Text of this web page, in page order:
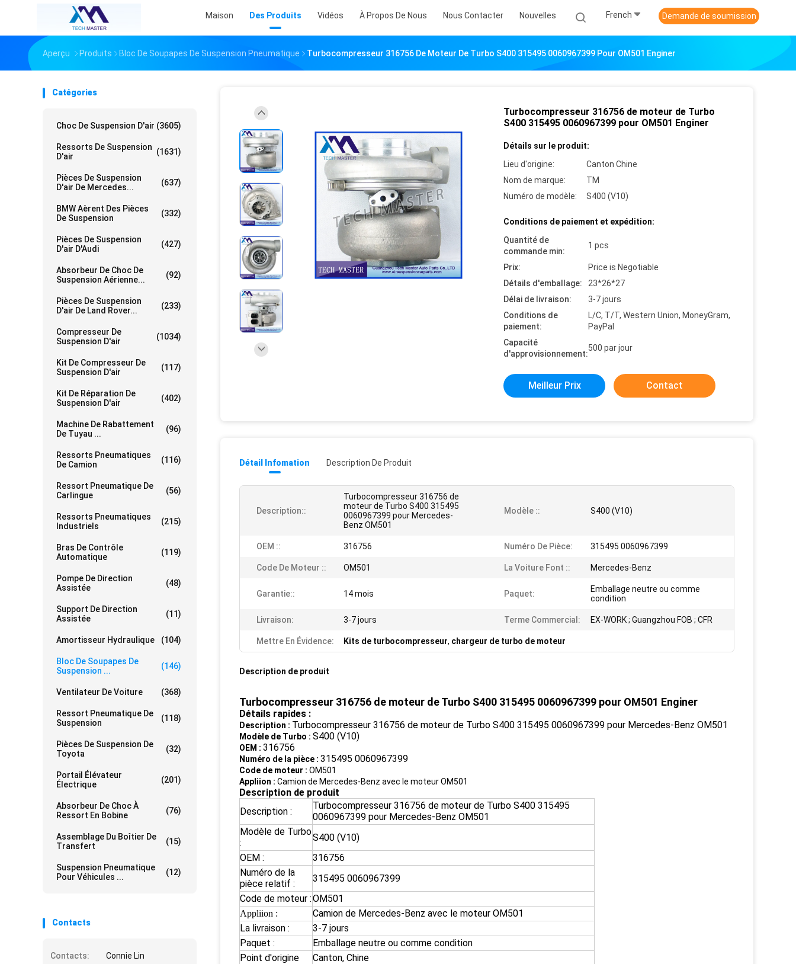
Maison Des Produits Vidéos À Propos De Nous Nous Contacter Nouvelles French Demande de soumission
Aperçu Produits Bloc De Soupapes De Suspension Pneumatique Turbocompresseur 316756 De Moteur De Turbo S400 315495 0060967399 Pour OM501 Enginer
Catégories
Choc De Suspension D'air (3605)
Ressorts De Suspension
D'air
(1631)
Pièces De Suspension
D'air De Mercedes...
(637)
BMW Aèrent Des Pièces
De Suspension
(332)
Pièces De Suspension
D'air D'Audi
(427)
Absorbeur De Choc De
Suspension Aérienne...
(92)
Pièces De Suspension
D'air De Land Rover...
(233)
Compresseur De
Suspension D'air
(1034)
Kit De Compresseur De
Suspension D'air
(117)
Kit De Réparation De
Suspension D'air
(402)
Machine De Rabattement
De Tuyau ...
(96)
Ressorts Pneumatiques
De Camion
(116)
Ressort Pneumatique De
Carlingue
(56)
Ressorts Pneumatiques
Industriels
(215)
Bras De Contrôle
Automatique
(119)
Pompe De Direction
Assistée
(48)
Support De Direction
Assistée
(11)
Amortisseur Hydraulique (104)
Bloc De Soupapes De
Suspension ...
(146)
Ventilateur De Voiture (368)
Ressort Pneumatique De
Suspension
(118)
Pièces De Suspension De
Toyota
(32)
Portail Élévateur
Électrique
(201)
Absorbeur De Choc À
Ressort En Bobine
(76)
Assemblage Du Boîtier De
Transfert
(15)
Suspension Pneumatique
Pour Véhicules ...
(12)
Contacts
Contacts:
Connie Lin
Turbocompresseur 316756 de moteur de Turbo
S400 315495 0060967399 pour OM501 Enginer
Détails sur le produit:
Lieu d'origine:
Canton Chine
Nom de marque:
TM
Numéro de modèle:
S400 (V10)
Conditions de paiement et expédition:
Quantité de
commande min:
1 pcs
Prix:
Price is Negotiable
Détails d'emballage:
23*26*27
Délai de livraison:
3-7 jours
Conditions de
paiement:
L/C, T/T, Western Union, MoneyGram,
PayPal
Capacité
d'approvisionnement:
500 par jour
Meilleur Prix Contact
Détail Infomation Description De Produit
Description::
Turbocompresseur 316756 de
moteur de Turbo S400 315495
0060967399 pour Mercedes-
Benz OM501
Modèle :: S400 (V10)
OEM :: 316756 Numéro De Pièce: 315495 0060967399
Code De Moteur :: OM501 La Voiture Font :: Mercedes-Benz
Garantie:: 14 mois Paquet:
Emballage neutre ou comme
condition
Livraison: 3-7 jours Terme Commercial: EX-WORK ; Guangzhou FOB ; CFR
Mettre En Évidence: Kits de turbocompresseur, chargeur de turbo de moteur
Description de produit
Turbocompresseur 316756 de moteur de Turbo S400 315495 0060967399 pour OM501 Enginer
Détails rapides :
Description : Turbocompresseur 316756 de moteur de Turbo S400 315495 0060967399 pour Mercedes-Benz OM501
Modèle de Turbo : S400 (V10)
OEM : 316756
Numéro de la pièce : 315495 0060967399
Code de moteur : OM501
Appliion : Camion de Mercedes-Benz avec le moteur OM501
Description de produit
Description :
Turbocompresseur 316756 de moteur de Turbo S400 315495
0060967399 pour Mercedes-Benz OM501
Modèle de Turbo
:
S400 (V10)
OEM :
316756
Numéro de la
pièce relatif :
315495 0060967399
Code de moteur :OM501
Appliion :
Camion de Mercedes-Benz avec le moteur OM501
La livraison :
3-7 jours
Paquet :
Emballage neutre ou comme condition
Point d'origine
Canton, Chine